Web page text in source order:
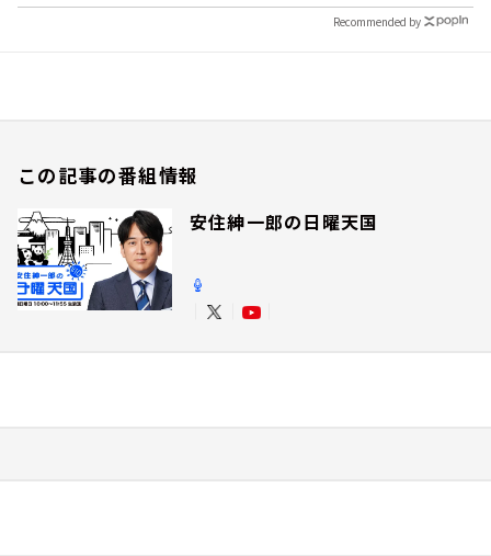
Recommended by
この記事の番組情報
安住紳一郎の日曜天国